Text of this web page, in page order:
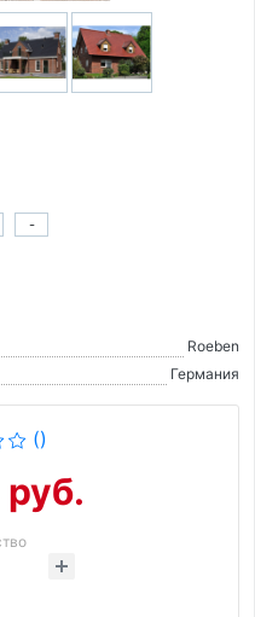
-
Roeben
Германия
()
руб.